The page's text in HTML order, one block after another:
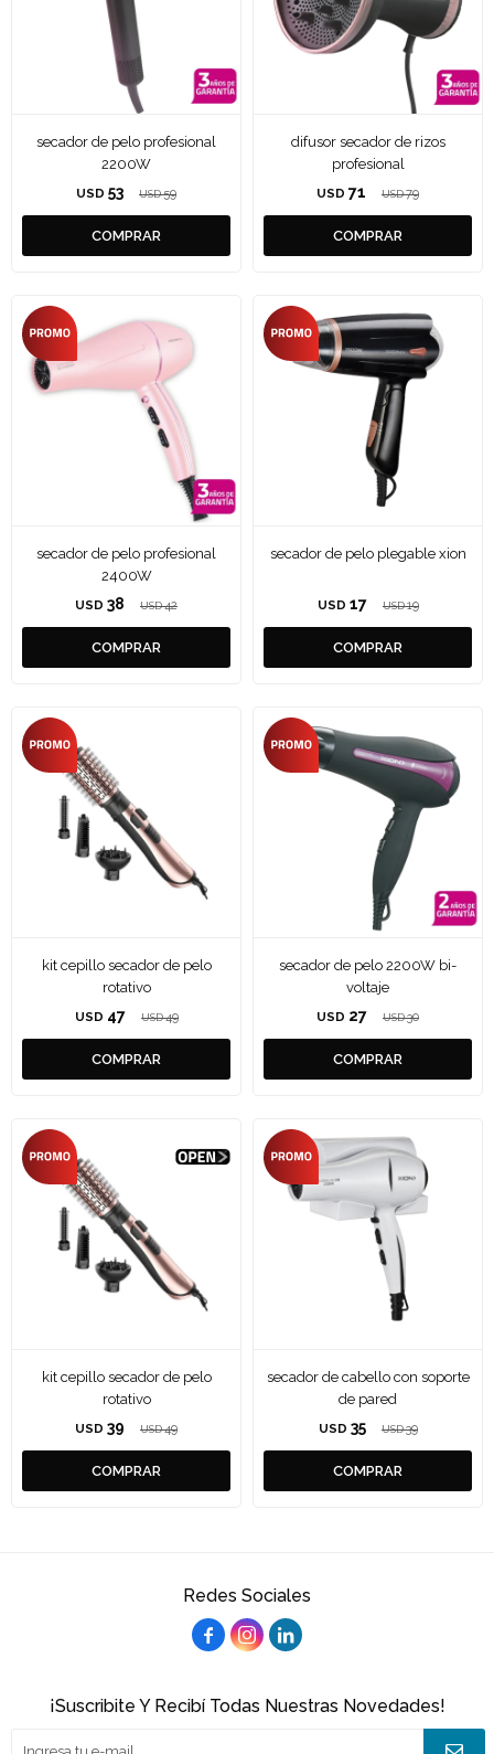
secador de pelo profesional
2200W
USD 53 USD 59
difusor secador de rizos
profesional
USD 71 USD 79
secador de pelo profesional
2400W
USD 38 USD 42
secador de pelo plegable xion
USD 17 USD 19
kit cepillo secador de pelo
rotativo
USD 47 USD 49
secador de pelo 2200W bi-
voltaje
USD 27 USD 30
kit cepillo secador de pelo
rotativo
USD 39 USD 49
secador de cabello con soporte
de pared
USD 35 USD 39
Redes Sociales
  
¡Suscribite Y Recibí Todas Nuestras Novedades!